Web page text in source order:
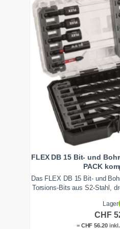
FLEX DB 15 Bit- und
PACK
Das FLEX DB 15 Bit- und
Torsions-Bits aus S2-Stahl,
kompatiblen Box. So deckst
aus einer Hand ab. Ab
Lager
CHF
= CHF 56.20inkl.